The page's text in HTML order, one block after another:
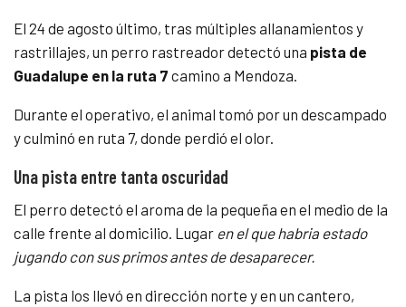
El 24 de agosto último, tras múltiples allanamientos y
rastrillajes, un perro rastreador detectó una pista de
Guadalupe en la ruta 7 camino a Mendoza.
Durante el operativo, el animal tomó por un descampado
y culminó en ruta 7, donde perdió el olor.
Una pista entre tanta oscuridad
El perro detectó el aroma de la pequeña en el medio de la
calle frente al domicilio. Lugar en el que habria estado
jugando con sus primos antes de desaparecer.
La pista los llevó en dirección norte y en un cantero,